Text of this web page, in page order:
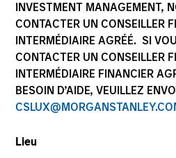
INVESTMENT MANAGEMENT,
CONTACTER UN CONSEILLER
INTERMÉDIAIRE AGRÉÉ. SI
CONTACTER UN CONSEILLER
INTERMÉDIAIRE FINANCIER
BESOIN D’AIDE, VEUILLEZ
Lieu
Education